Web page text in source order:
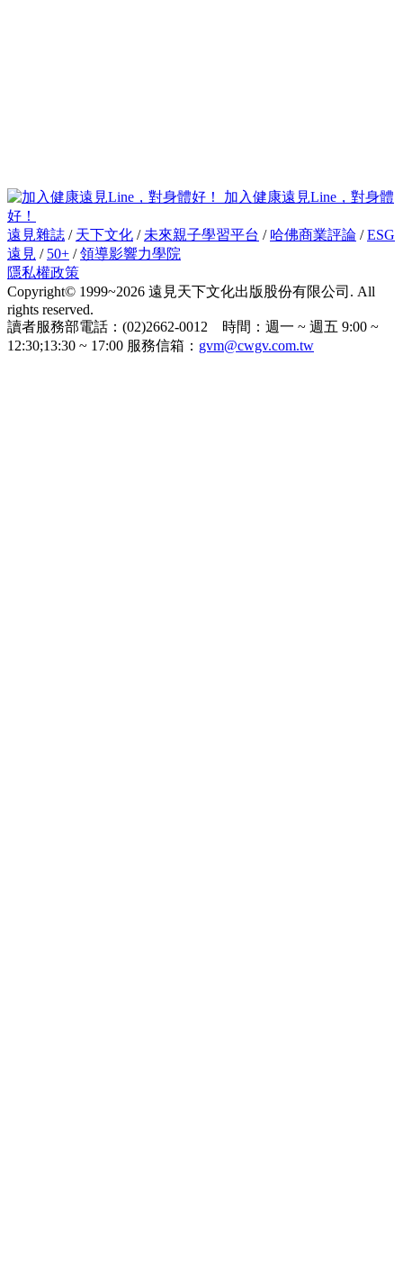
加入健康遠見Line，對身體
好！
遠見雜誌 / 天下文化 / 未來親子學習平台 / 哈佛商業評論 /ESG
遠見 / 50+ /領導影響力學院
隱私權政策
Copyright© 1999~2026 遠見天下文化出版股份有限公司. All
rights reserved.
讀者服務部電話：(02)2662-0012 時間：週一 ~ 週五 9:00 ~
12:30;13:30 ~ 17:00 服務信箱： gvm@cwgv.com.tw